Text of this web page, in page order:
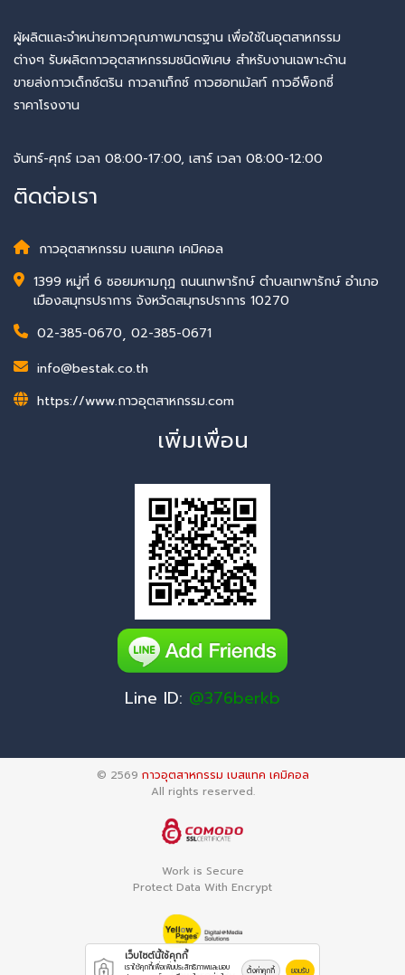
ผู้ผลิตและจำหน่ายกาวคุณภาพมาตรฐาน เพื่อใช้ในอุตสาหกรรม
ต่างๆ รับผลิตกาวอุตสาหกรรมชนิดพิเศษ สำหรับงานเฉพาะด้าน
ขายส่งกาวเด็กซ์ตริน กาวลาเท็กซ์ กาวฮอทเม้ลท์ กาวอีพ็อกซี่
ราคาโรงงาน
จันทร์-ศุกร์ เวลา 08:00-17:00, เสาร์ เวลา 08:00-12:00
ติดต่อเรา
กาวอุตสาหกรรม เบสแทค เคมิคอล
1399 หมู่ที่ 6 ซอยมหามกุฎ ถนนเทพารักษ์ ตำบลเทพารักษ์ อำเภอ
เมืองสมุทรปราการ จังหวัดสมุทรปราการ 10270
02-385-0670, 02-385-0671
info@bestak.co.th
https://www.กาวอุตสาหกรรม.com
เพิ่มเพื่อน
Line ID: @376berkb
© 2569 กาวอุตสาหกรรม เบสแทค เคมิคอล
All rights reserved.
Work is Secure
Protect Data With Encrypt
เว็บไซต์นี้ใช้คุกกี้
เราใช้คุกกี้เพื่อเพิ่มประสิทธิภาพและมอบ
ตั้งค่าคุกกี้ ยอมรับ